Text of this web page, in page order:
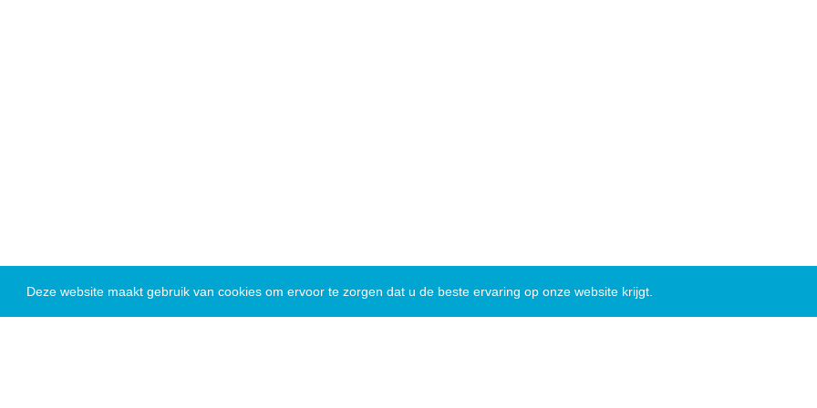
Deze website maakt gebruik van cookies om ervoor te zorgen dat u de beste ervaring op onze website krijgt.